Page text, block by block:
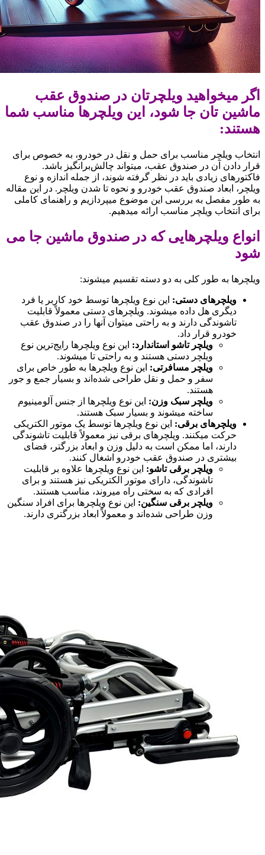
اگر میخواهید ویلچرتان در صندوق عقب
ماشین تان جا شود، این ویلچرها مناسب شما
هستند:
انتخاب ویلچر مناسب برای حمل و نقل در خودرو، به خصوص برای
قرار دادن آن در صندوق عقب، میتواند چالش‌برانگیز باشد.
فاکتورهای زیادی باید در نظر گرفته شوند، از جمله اندازه و نوع
ویلچر، ابعاد صندوق عقب خودرو و نحوه تا شدن ویلچر. در این مقاله
به طور مفصل به بررسی این موضوع میپردازیم و راهنمای کاملی
برای انتخاب ویلچر مناسب ارائه میدهیم.
انواع ویلچرهایی که در صندوق ماشین جا می
شود
ویلچرها به طور کلی به دو دسته تقسیم میشوند:
ویلچرهای دستی: این نوع ویلچرها توسط خود کاربر یا فرد
دیگری هل داده میشوند. ویلچرهای دستی معمولاً قابلیت
تاشوندگی دارند و به راحتی میتوان آنها را در صندوق عقب
خودرو قرار داد.
ویلچر تاشو استاندارد: این نوع ویلچرها رایج‌ترین نوع
ویلچر دستی هستند و به راحتی تا میشوند.
ویلچر مسافرتی: این نوع ویلچرها به طور خاص برای
سفر و حمل و نقل طراحی شده‌اند و بسیار جمع و جور
هستند.
ویلچر سبک وزن: این نوع ویلچرها از جنس آلومینیوم
ساخته میشوند و بسیار سبک هستند.
ویلچرهای برقی: این نوع ویلچرها توسط یک موتور الکتریکی
حرکت میکنند. ویلچرهای برقی نیز معمولاً قابلیت تاشوندگی
دارند، اما ممکن است به دلیل وزن و ابعاد بزرگتر، فضای
بیشتری در صندوق عقب خودرو اشغال کنند.
ویلچر برقی تاشو: این نوع ویلچرها علاوه بر قابلیت
تاشوندگی، دارای موتور الکتریکی نیز هستند و برای
افرادی که به سختی راه میروند، مناسب هستند.
ویلچر برقی سنگین: این نوع ویلچرها برای افراد سنگین
وزن طراحی شده‌اند و معمولاً ابعاد بزرگتری دارند.